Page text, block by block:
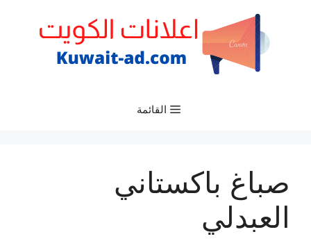
القائمة
صباغ باكستاني
العبدلي